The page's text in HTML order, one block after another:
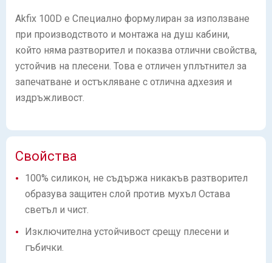
Akfix 100D е Специално формулиран за използване
при производството и монтажа на душ кабини,
който няма разтворител и показва отлични свойства,
устойчив на плесени. Това е отличен уплътнител за
запечатване и остъкляване с отлична адхезия и
издръжливост.
Свойства
100% силикон, не съдържа никакъв разтворител
образува защитен слой против мухъл Остава
светъл и чист.
Изключителна устойчивост срещу плесени и
гъбички.